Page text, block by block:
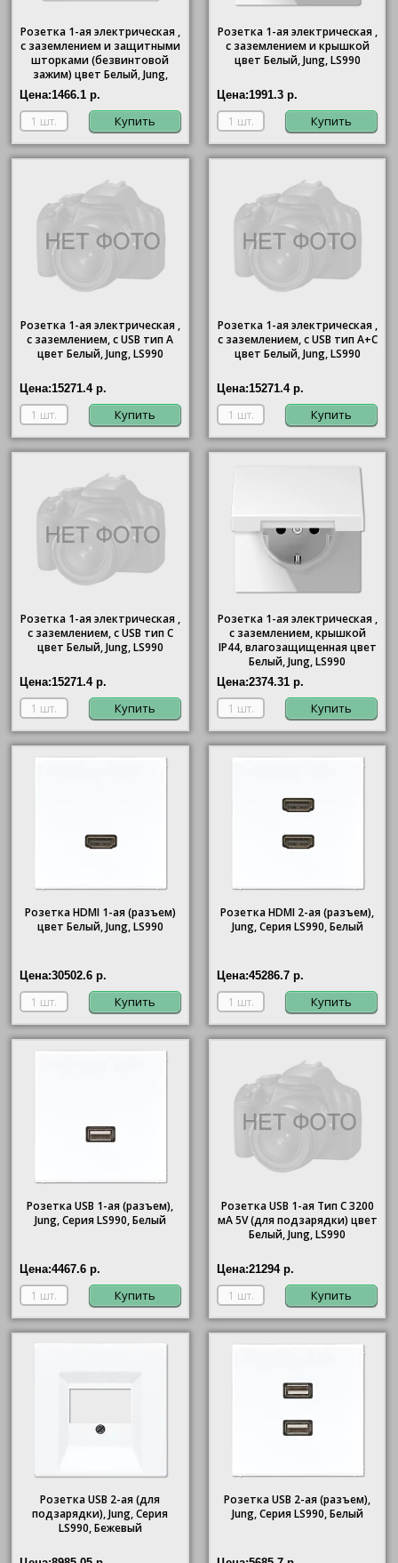
Розетка 1-ая электрическая ,
с заземлением и защитными
шторками (безвинтовой
зажим) цвет Белый, Jung,
Цена:1466.1 р.
Купить
Розетка 1-ая электрическая ,
с заземлением и крышкой
цвет Белый, Jung, LS990
Цена:1991.3 р.
Купить
Розетка 1-ая электрическая ,
с заземлением, c USB тип A
цвет Белый, Jung, LS990
Цена:15271.4 р.
Купить
Розетка 1-ая электрическая ,
с заземлением, c USB тип A+C
цвет Белый, Jung, LS990
Цена:15271.4 р.
Купить
Розетка 1-ая электрическая ,
с заземлением, c USB тип C
цвет Белый, Jung, LS990
Цена:15271.4 р.
Купить
Розетка 1-ая электрическая ,
с заземлением, крышкой
IР44, влагозащищенная цвет
Белый, Jung, LS990
Цена:2374.31 р.
Купить
Розетка HDMI 1-ая (разъем)
цвет Белый, Jung, LS990
Цена:30502.6 р.
Купить
Розетка HDMI 2-ая (разъем),
Jung, Серия LS990, Белый
Цена:45286.7 р.
Купить
Розетка USB 1-ая (разъем),
Jung, Серия LS990, Белый
Цена:4467.6 р.
Купить
Розетка USB 1-ая Тип С 3200
мA 5V (для подзарядки) цвет
Белый, Jung, LS990
Цена:21294 р.
Купить
Розетка USB 2-ая (для
подзарядки), Jung, Серия
LS990, Бежевый
Розетка USB 2-ая (разъем),
Jung, Серия LS990, Белый